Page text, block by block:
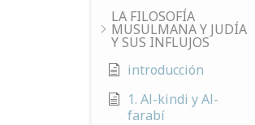
LA FILOSOFÍA
MUSULMANA Y JUDÍA
Y SUS INFLUJOS
introducción
1. Al-kindi y Al-
farabí